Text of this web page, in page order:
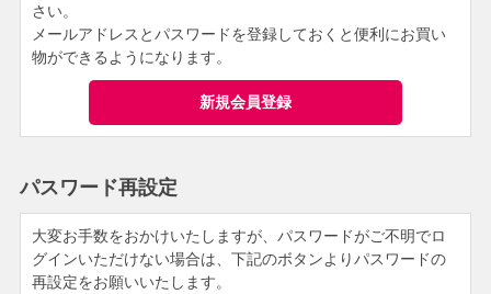
さい。
メールアドレスとパスワードを登録しておくと便利にお買い
物ができるようになります。
パスワード再設定
大変お手数をおかけいたしますが、パスワードがご不明でロ
グインいただけない場合は、下記のボタンよりパスワードの
再設定をお願いいたします。